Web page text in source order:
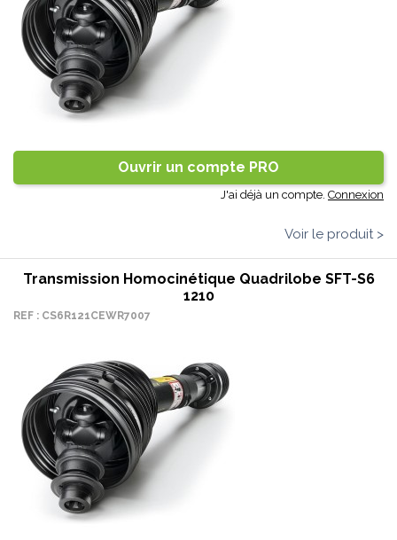
Ouvrir un compte PRO
J'ai déjà un compte. Connexion
Voir le produit >
Transmission Homocinétique Quadrilobe SFT-S6
1210
REF : CS6R121CEWR7007